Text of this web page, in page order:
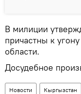
В милиции
причастны к
области.
Досудебное
Новости Кыргызстан